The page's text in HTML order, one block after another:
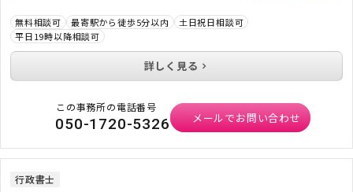
無料相談可 最寄駅から徒歩5分以内
土日祝日相談可
平日19時以降相談可
詳しく見る
この事務所の電話番号
050-1720-5326 メールでお問い合わせ
行政書士